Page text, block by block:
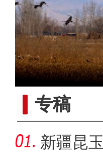
专稿
新疆昆